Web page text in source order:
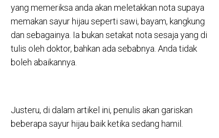
yang memeriksa anda akan meletakkan nota supaya
memakan sayur hijau seperti sawi, bayam, kangkung
dan sebagainya. Ia bukan setakat nota sesaja yang di
tulis oleh doktor, bahkan ada sebabnya. Anda tidak
boleh abaikannya.
Justeru, di dalam artikel ini, penulis akan gariskan
beberapa sayur hijau baik ketika sedang hamil.